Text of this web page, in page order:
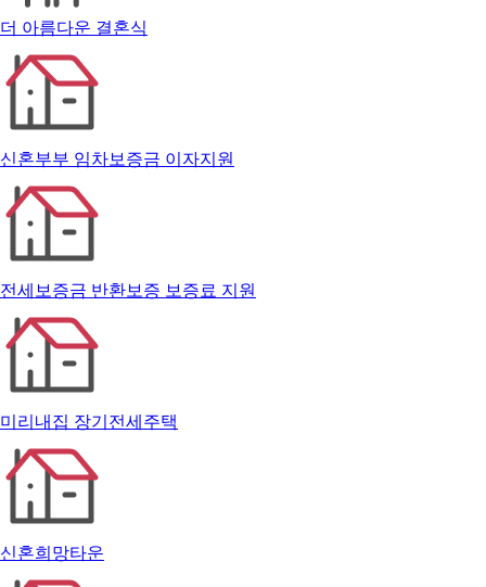
더 아름다운 결혼식
신혼부부 임차보증금 이자지원
전세보증금 반환보증 보증료 지원
미리내집 장기전세주택
신혼희망타운